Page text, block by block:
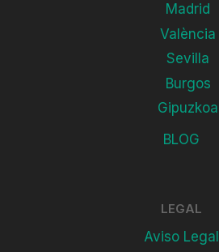
Madrid
València
Sevilla
Burgos
Gipuzkoa
BLOG
LEGAL
Aviso Legal